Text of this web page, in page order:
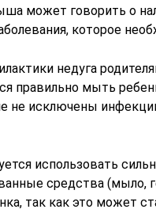
может говорить о
которое
недуга
правильно мыть
не исключены
использовать
средства (мыло,
так как это может